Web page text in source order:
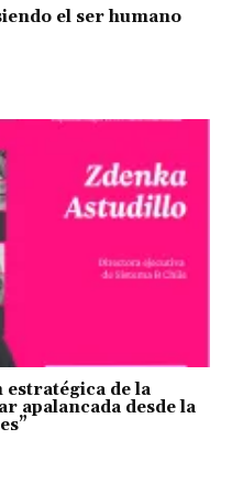
el ser humano
estratégica de la
apalancada desde la